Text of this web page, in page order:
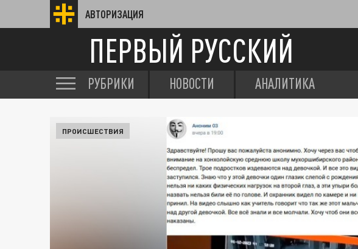
АВТОРИЗАЦИЯ
ПЕРВЫЙ РУССКИЙ
РУБРИКИ НОВОСТИ АНАЛИТИКА
ПРОИСШЕСТВИЯ